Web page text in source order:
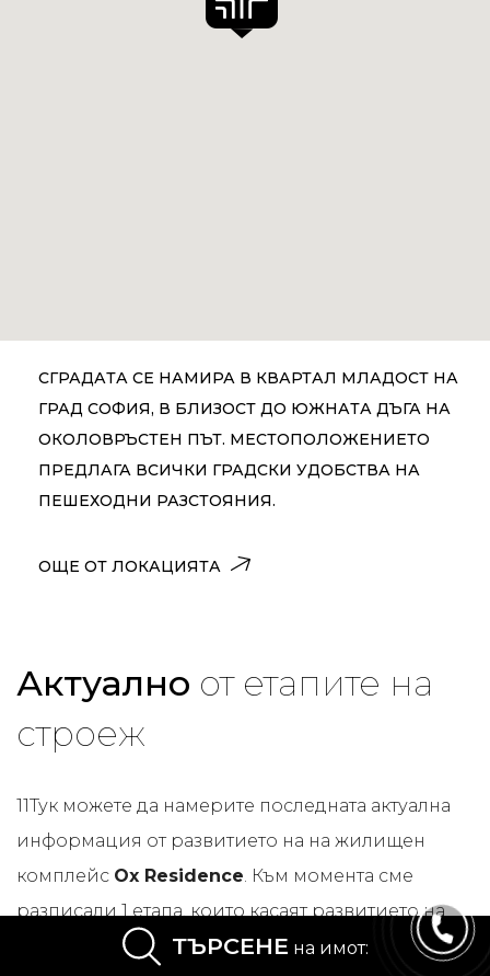
СГРАДАТА СЕ НАМИРА В КВАРТАЛ МЛАДОСТ НА
ГРАД СОФИЯ, В БЛИЗОСТ ДО ЮЖНАТА ДЪГА НА
ОКОЛОВРЪСТЕН ПЪТ. МЕСТОПОЛОЖЕНИЕТО
ПРЕДЛАГА ВСИЧКИ ГРАДСКИ УДОБСТВА НА
ПЕШЕХОДНИ РАЗСТОЯНИЯ.
ОЩЕ ОТ ЛОКАЦИЯТА
Актуално от етапите на
строеж
11Тук можете да намерите последната актуална
информация от развитието на на жилищен
комплейс Ox Residence . Към момента сме
разписали 1 етапа, които касаят развитието на
проекта и оставащите свободни за продажба
ТЪРСЕНЕ на имот: